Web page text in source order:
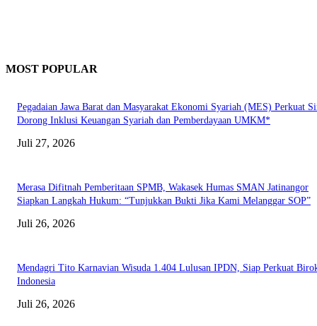
MOST POPULAR
Pegadaian Jawa Barat dan Masyarakat Ekonomi Syariah (MES) Perkuat
Dorong Inklusi Keuangan Syariah dan Pemberdayaan UMKM*
Juli 27, 2026
Merasa Difitnah Pemberitaan SPMB, Wakasek Humas SMAN Jatinangor
Siapkan Langkah Hukum: “Tunjukkan Bukti Jika Kami Melanggar SOP”
Juli 26, 2026
Mendagri Tito Karnavian Wisuda 1.404 Lulusan IPDN, Siap Perkuat
Indonesia
Juli 26, 2026